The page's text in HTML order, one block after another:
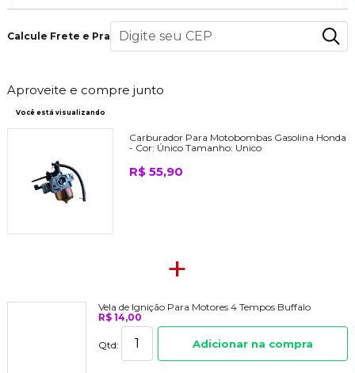
Calcule Frete e Prazo
Aproveite e compre junto
Você está visualizando
Carburador Para Motobombas Gasolina Honda
- Cor: Único Tamanho: Unico
R$ 55,90
+
Vela de Ignição Para Motores 4 Tempos Buffalo
R$ 14,00
Qtd: Adicionar na compra